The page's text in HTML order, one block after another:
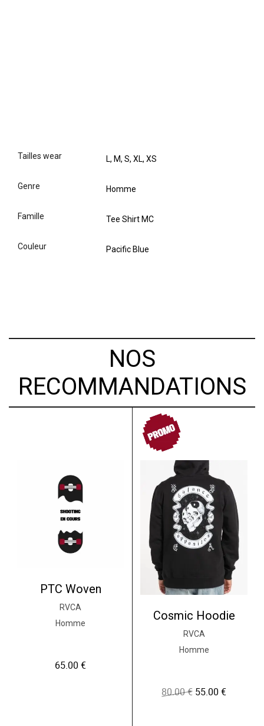
tailles wear L, M, S, XL, XS
genre Homme
famille Tee Shirt MC
couleur Pacific Blue
NOS
RECOMMANDATIONS
PTC Woven
RVCA
Homme
65.00 €
PROMO
Cosmic Hoodie
RVCA
Homme
80.00€ L
55.00 €L